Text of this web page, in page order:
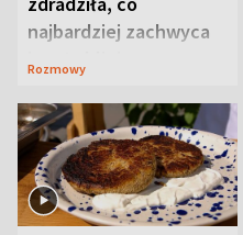
najbardziej zachwyca
ją w Lublinie
Rozmowy